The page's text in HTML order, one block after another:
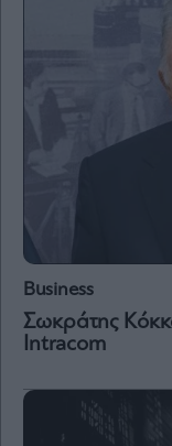
Business
Σωκράτης
Intracom